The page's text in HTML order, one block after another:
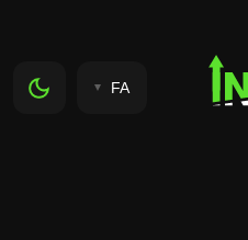
FA